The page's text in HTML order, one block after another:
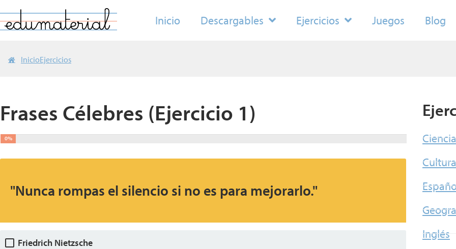
Inicio Descargables Ejercicios Juegos Blog
InicioEjercicios
Frases Célebres (Ejercicio 1)
0%
"Nunca rompas el silencio si no es para mejorarlo."
Friedrich Nietzsche
Ciencia
Inglés